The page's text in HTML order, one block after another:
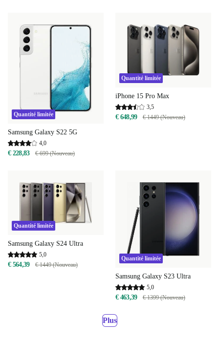
Quantité limitée
Samsung Galaxy S22 5G
4,0
€ 228,83 € 699 (Nouveau)
Quantité limitée
iPhone 15 Pro Max
3,5
€ 648,99 € 1449 (Nouveau)
Quantité limitée
Samsung Galaxy S24 Ultra
5,0
€ 564,39 € 1449 (Nouveau)
Quantité limitée
Samsung Galaxy S23 Ultra
5,0
€ 463,39 € 1399 (Nouveau)
Plus